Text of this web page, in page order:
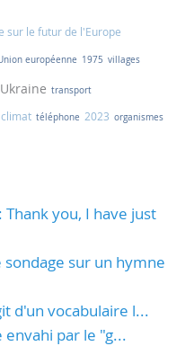
sur le futur de l'Europe
européenne 1975 villages
Ukraine transport
climat téléphone 2023 organismes
: Thank you, I have just
sur un hymne
d'un vocabulaire l...
par le "g...